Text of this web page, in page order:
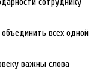
всех одной
важны слова